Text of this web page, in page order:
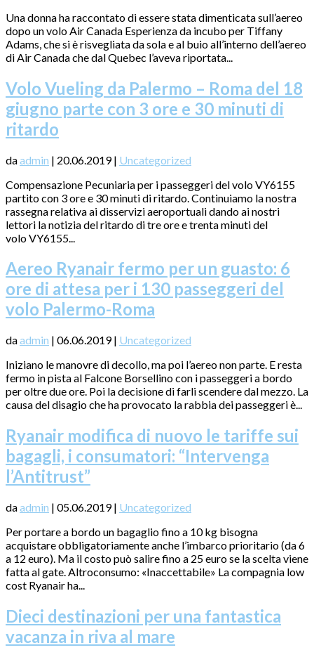
Una donna ha raccontato di essere stata dimenticata sull’aereo
dopo un volo Air Canada Esperienza da incubo per Tiffany
Adams, che si è risvegliata da sola e al buio all’interno dell’aereo
di Air Canada che dal Quebec l’aveva riportata...
Volo Vueling da Palermo – Roma del 18
giugno parte con 3 ore e 30 minuti di
ritardo
daadmin | 20.06.2019| Uncategorized
Compensazione Pecuniaria per i passeggeri del volo VY6155
partito con 3 ore e 30 minuti di ritardo. Continuiamo la nostra
rassegna relativa ai disservizi aeroportuali dando ai nostri
lettori la notizia del ritardo di tre ore e trenta minuti del
volo VY6155...
Aereo Ryanair fermo per un guasto: 6
ore di attesa per i 130 passeggeri del
volo Palermo-Roma
daadmin | 06.06.2019| Uncategorized
Iniziano le manovre di decollo, ma poi l’aereo non parte. E resta
fermo in pista al Falcone Borsellino con i passeggeri a bordo
per oltre due ore. Poi la decisione di farli scendere dal mezzo. La
causa del disagio che ha provocato la rabbia dei passeggeri è...
Ryanair modifica di nuovo le tariffe sui
bagagli, i consumatori: “Intervenga
l’Antitrust”
daadmin | 05.06.2019| Uncategorized
Per portare a bordo un bagaglio fino a 10 kg bisogna
acquistare obbligatoriamente anche l’imbarco prioritario (da 6
a 12 euro). Ma il costo può salire fino a 25 euro se la scelta viene
fatta al gate. Altroconsumo: «Inaccettabile» La compagnia low
cost Ryanair ha...
Dieci destinazioni per una fantastica
vacanza in riva al mare